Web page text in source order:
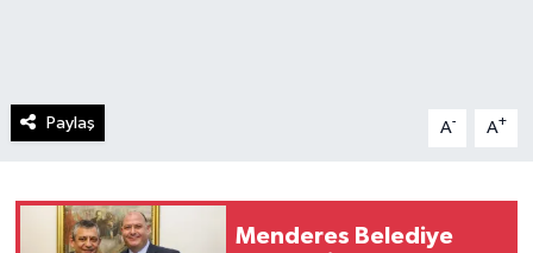
Paylaş A- A+
Menderes Belediye